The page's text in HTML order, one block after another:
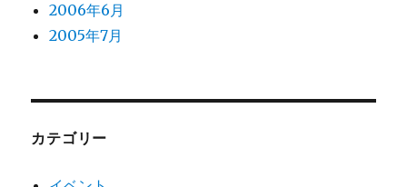
2006年6月
2005年7月
カテゴリー